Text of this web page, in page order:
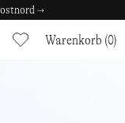
→
Warenkorb (0)